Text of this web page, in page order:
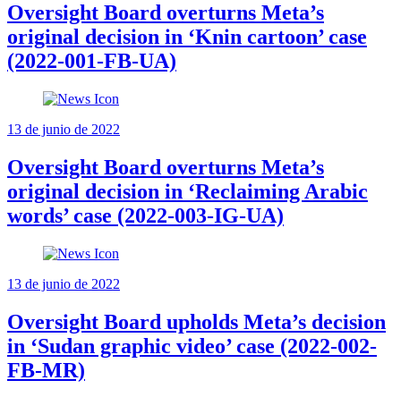
Oversight Board overturns Meta’s
original decision in ‘Knin cartoon’ case
(2022-001-FB-UA)
13 de junio de 2022
Oversight Board overturns Meta’s
original decision in ‘Reclaiming Arabic
words’ case (2022-003-IG-UA)
13 de junio de 2022
Oversight Board upholds Meta’s decision
in ‘Sudan graphic video’ case (2022-002-
FB-MR)